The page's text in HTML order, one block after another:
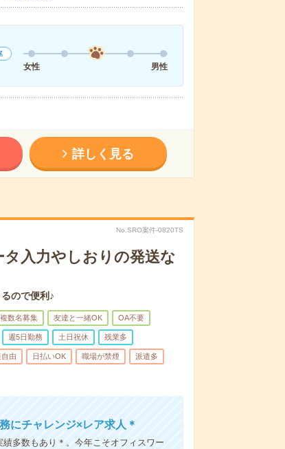
女性
男性
詳しく見る
No.SRO案件-0820TS
タ入力やしおりの発送な
ので便利♪
複数名募集 友達と一緒OK OA不要
週5日勤務 土日祝休 残業多
自由 日払いOK 職場が禁煙 派遣多
にチャレンジ×レア求人＊
多数もあり＊。今年こそオフィスワー